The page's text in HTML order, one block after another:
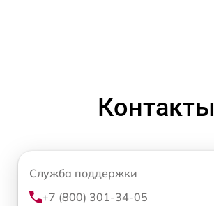
Контакты
Служба поддержки
+7 (800) 301-34-05